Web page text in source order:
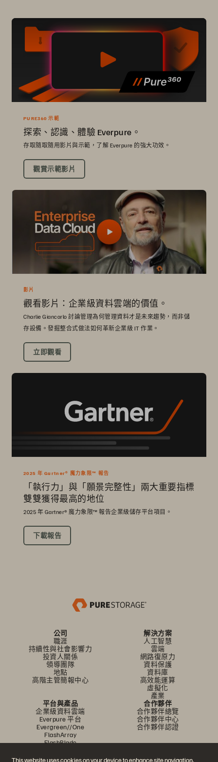
This website uses cookies on your device to enhance site navigation,
PURE360 示範
探索、認識、體驗 Everpure。
存取隨取隨用影片與示範，了解 Everpure 的強大功效。
觀賞示範影片
影片
觀看影片：企業級資料雲端的價值。
Charlie Giancarlo 討論管理為何管理資料才是未來趨勢，而非儲
存設備。發掘整合式做法如何革新企業級 IT 作業。
立即觀看
2025 年 Gartner® 魔力象限™ 報告
「執行力」與「願景完整性」兩大重要指標
雙雙獲得最高的地位
2025 年 Gartner® 魔力象限™ 報告企業級儲存平台項目。
下載報告
公司
職涯
持續性與社會影響力
投資人關係
領導團隊
地點
高階主管簡報中心
解決方案
人工智慧
雲端
網路復原力
資料保護
資料庫
高效能運算
虛擬化
產業
平台與產品
企業級資料雲端
Everpure 平台
Evergreen//One
FlashArray
FlashBlade
即時企業級檔案
合作夥伴
合作夥伴總覽
合作夥伴中心
合作夥伴認證